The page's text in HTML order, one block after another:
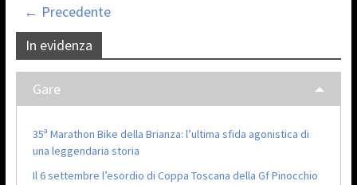
← Precedente
In evidenza
Gare
35ª Marathon Bike della Brianza: l’ultima sfida agonistica di
una leggendaria storia
Il 6 settembre l’esordio di Coppa Toscana della Gf Pinocchio